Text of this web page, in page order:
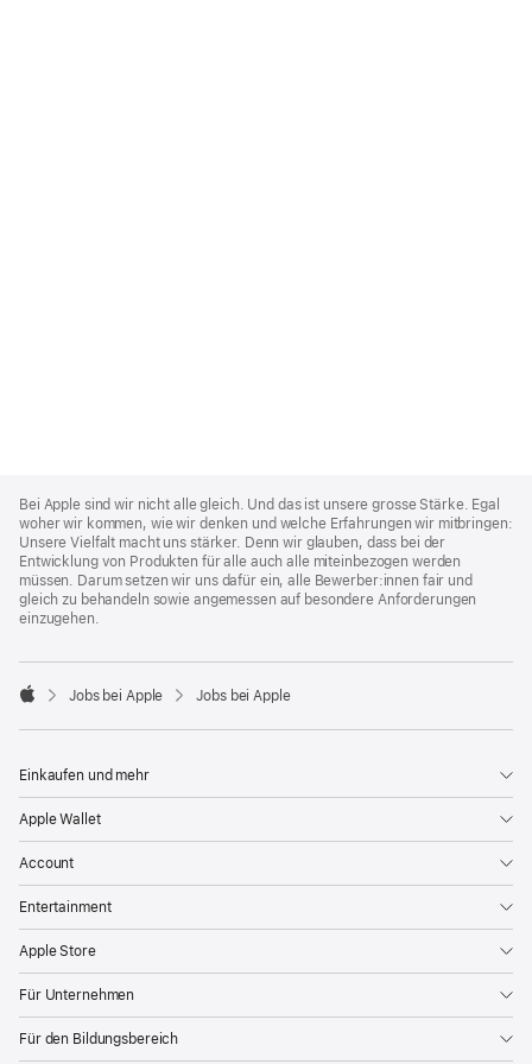
Footer
Bei Apple sind wir nicht alle gleich. Und das ist unsere grosse Stärke. Egal
woher wir kommen, wie wir denken und welche Erfahrungen wir mitbringen:
Unsere Vielfalt macht uns stärker. Denn wir glauben, dass bei der
Entwicklung von Produkten für alle auch alle miteinbezogen werden
müssen. Darum setzen wir uns dafür ein, alle Bewerber:innen fair und
gleich zu behandeln sowie angemessen auf besondere Anforderungen
einzugehen.

Jobs bei Apple Jobs bei Apple
Einkaufen und mehr
Apple Wallet
Account
Entertainment
Apple Store
Für Unternehmen
Für den Bildungsbereich